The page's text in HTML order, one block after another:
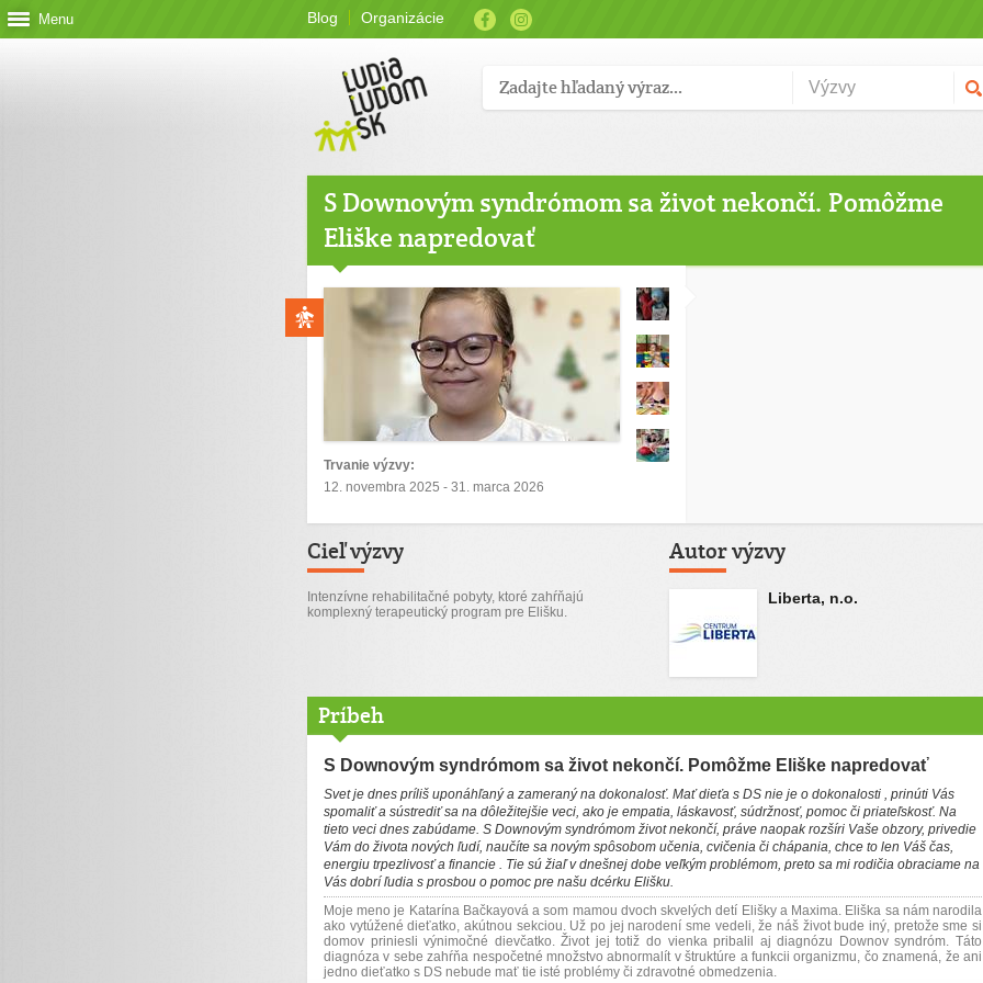
Menu Blog Organizácie
S Downovým syndrómom sa život nekončí. Pomôžme
Eliške napredovať
Trvanie výzvy:
12. novembra 2025 - 31. marca 2026
Cieľ výzvy
Intenzívne rehabilitačné pobyty, ktoré zahŕňajú
komplexný terapeutický program pre Elišku.
Autor výzvy
Liberta, n.o.
Príbeh
S Downovým syndrómom sa život nekončí. Pomôžme Eliške napredovať
Svet je dnes príliš uponáhľaný a zameraný na dokonalosť. Mať dieťa s DS nie je o dokonalosti , prinúti Vás
spomaliť a sústrediť sa na dôležitejšie veci, ako je empatia, láskavosť, súdržnosť, pomoc či priateľskosť. Na
tieto veci dnes zabúdame. S Downovým syndrómom život nekončí, práve naopak rozšíri Vaše obzory, privedie
Vám do života nových ľudí, naučíte sa novým spôsobom učenia, cvičenia či chápania, chce to len Váš čas,
energiu trpezlivosť a financie . Tie sú žiaľ v dnešnej dobe veľkým problémom, preto sa mi rodičia obraciame na
Vás dobrí ľudia s prosbou o pomoc pre našu dcérku Elišku.
Moje meno je Katarína Bačkayová a som mamou dvoch skvelých detí Elišky a Maxima. Eliška sa nám narodila
ako vytúžené dieťatko, akútnou sekciou. Už po jej narodení sme vedeli, že náš život bude iný, pretože sme si
domov priniesli výnimočné dievčatko. Život jej totiž do vienka pribalil aj diagnózu Downov syndróm. Táto
diagnóza v sebe zahŕňa nespočetné množstvo abnormalít v štruktúre a funkcii organizmu, čo znamená, že ani
jedno dieťatko s DS nebude mať tie isté problémy či zdravotné obmedzenia.